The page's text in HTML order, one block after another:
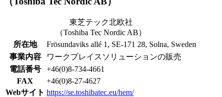
東芝テック北欧社
（Toshiba Tec Nordic AB）
所在地
Frösundaviks allé 1, SE-171 28, Solna, Sweden
事業内容
ワークプレイスソリューションの販売
電話番号
+46(0)8-734-4661
FAX
+46(0)8-27-4627
Webサイト https://se.toshibatec.eu/hem/